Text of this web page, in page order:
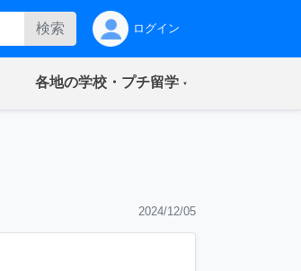
検索 ログイン
各地の学校・プチ留学(current)
2024/12/05